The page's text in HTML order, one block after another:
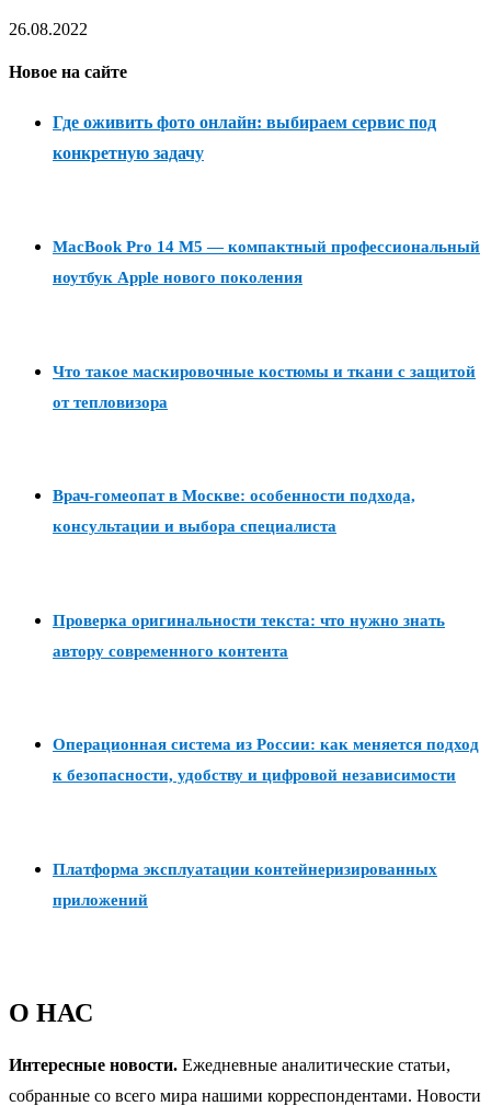
26.08.2022
Новое на сайте
Где оживить фото онлайн: выбираем сервис под
конкретную задачу
MacBook Pro 14 M5 — компактный профессиональный
ноутбук Apple нового поколения
Что такое маскировочные костюмы и ткани с защитой
от тепловизора
Врач-гомеопат в Москве: особенности подхода,
консультации и выбора специалиста
Проверка оригинальности текста: что нужно знать
автору современного контента
Операционная система из России: как меняется подход
к безопасности, удобству и цифровой независимости
Платформа эксплуатации контейнеризированных
приложений
О НАС
Интересные новости. Ежедневные аналитические статьи,
собранные со всего мира нашими корреспондентами. Новости